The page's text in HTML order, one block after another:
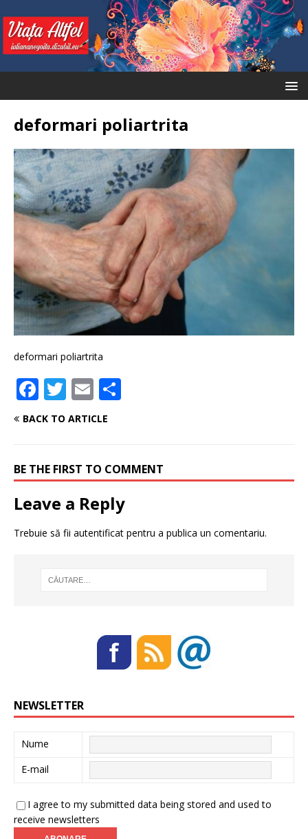
deformari poliartrita
deformari poliartrita
F
a
b
o
k
T
w
r
E
m
a
z
ă
BACK TO ARTICLE
BE THE FIRST TO COMMENT
Leave a Reply
Trebuie să fii autentificat pentru a publica un comentariu.
NEWSLETTER
Nume
E-mail
I agree to my submitted data being stored and used to
receive newsletters